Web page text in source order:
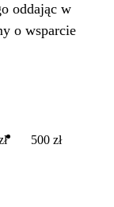
oddając w
o wsparcie
500 zł